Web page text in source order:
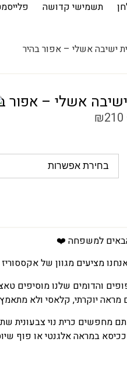
תשמישי קדושה
ישיבה אשלי – אפור בהיר
אשלי – אפור
₪210
למשפחה ❤️
מציעים מגוון של
והדומים שלנו מוסיפים
מראה יוקרתי, קלאסי ולא
מחפשים כרית נוי צבעונית
במראה אלגנטי או פוף